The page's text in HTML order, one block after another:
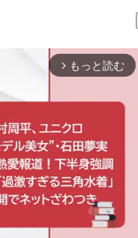
arrow_forward_ios もっと読む